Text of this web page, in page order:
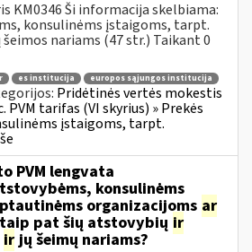
KM0346 Ši informacija skelbiama:
konsulinėms įstaigoms, tarpt.
šeimos nariams (47 str.) Taikant 0
es institucija europos sąjungos institucija
Pridėtinės vertės mokestis
PVM tarifas (VI skyrius) » Prekės
įstaigoms, tarpt.
PVM lengvata
konsulinėms
organizacijoms ar
pat šių atstovybių ir
irjų šeimų nariams?